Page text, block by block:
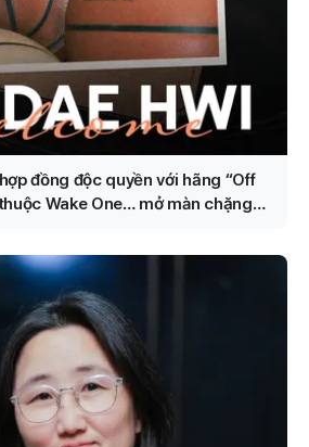
đồng độc quyền với hãng “Off
Wake One… mở màn chặng